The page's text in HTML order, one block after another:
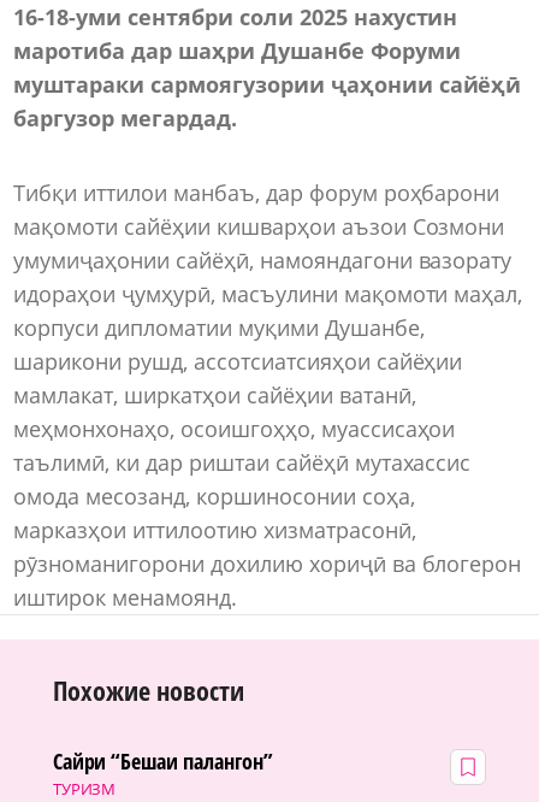
16-18-уми сентябри соли 2025 нахустин
маротиба дар шаҳри Душанбе Форуми
муштараки сармоягузории ҷаҳонии сайёҳӣ
баргузор мегардад.
Тибқи иттилои манбаъ, дар форум роҳбарони
мақомоти сайёҳии кишварҳои аъзои Созмони
умумиҷаҳонии сайёҳӣ, намояндагони вазорату
идораҳои ҷумҳурӣ, масъулини мақомоти маҳал,
корпуси дипломатии муқими Душанбе,
шарикони рушд, ассотсиатсияҳои сайёҳии
мамлакат, ширкатҳои сайёҳии ватанӣ,
меҳмонхонаҳо, осоишгоҳҳо, муассисаҳои
таълимӣ, ки дар риштаи сайёҳӣ мутахассис
омода месозанд, коршиносонии соҳа,
марказҳои иттилоотию хизматрасонӣ,
рӯзноманигорони дохилию хориҷӣ ва блогерон
иштирок менамоянд.
Похожие новости
ТУРИЗМ
Сайри “Бешаи палангон”